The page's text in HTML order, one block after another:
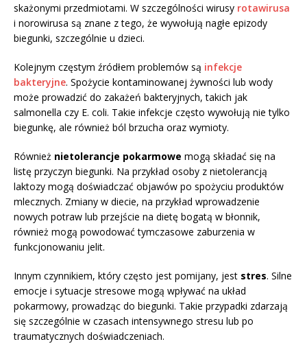
skażonymi przedmiotami. W szczególności wirusy rotawirusa
i norowirusa są znane z tego, że wywołują nagłe epizody
biegunki, szczególnie u dzieci.
Kolejnym częstym źródłem problemów są infekcje
bakteryjne. Spożycie kontaminowanej żywności lub wody
może prowadzić do zakażeń bakteryjnych, takich jak
salmonella czy E. coli. Takie infekcje często wywołują nie tylko
biegunkę, ale również ból brzucha oraz wymioty.
Również nietolerancje pokarmowe mogą składać się na
listę przyczyn biegunki. Na przykład osoby z nietolerancją
laktozy mogą doświadczać objawów po spożyciu produktów
mlecznych. Zmiany w diecie, na przykład wprowadzenie
nowych potraw lub przejście na dietę bogatą w błonnik,
również mogą powodować tymczasowe zaburzenia w
funkcjonowaniu jelit.
Innym czynnikiem, który często jest pomijany, jest stres. Silne
emocje i sytuacje stresowe mogą wpływać na układ
pokarmowy, prowadząc do biegunki. Takie przypadki zdarzają
się szczególnie w czasach intensywnego stresu lub po
traumatycznych doświadczeniach.